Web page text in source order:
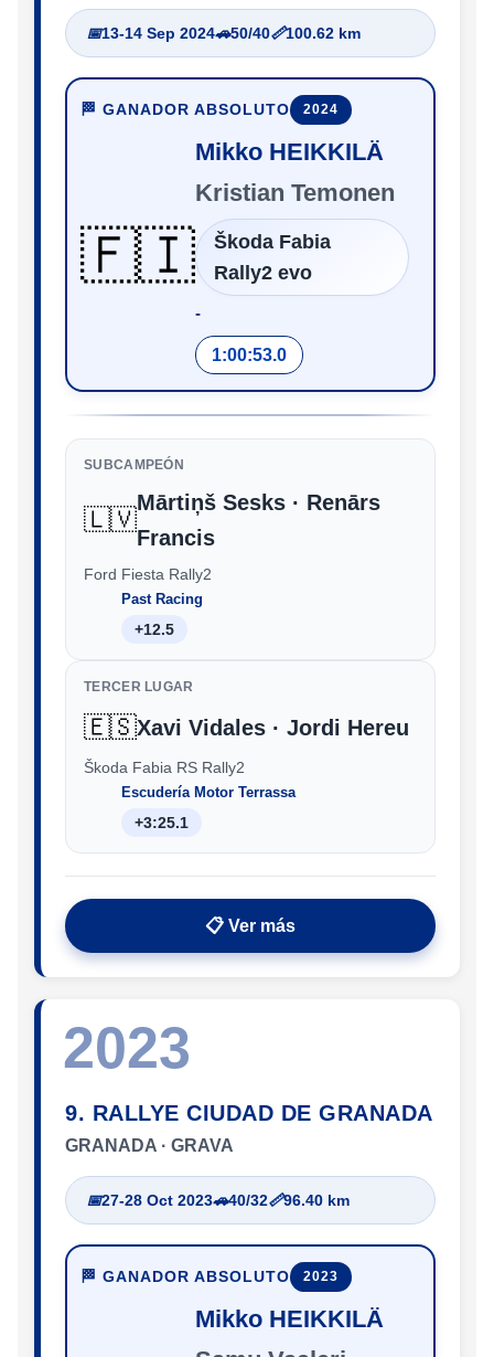
📅13-14 Sep 2024🚗50/40📏100.62 km
🏁 GANADOR ABSOLUTO 2024
🇫🇮
Mikko HEIKKILÄ
Kristian Temonen
Škoda Fabia
Rally2 evo
‑
1:00:53.0
SUBCAMPEÓN
🇱🇻
Mārtiņš Sesks · Renārs
Francis
Ford Fiesta Rally2
Past Racing
+12.5
TERCER LUGAR
🇪🇸Xavi Vidales · Jordi Hereu
Škoda Fabia RS Rally2
Escudería Motor Terrassa
+3:25.1
📋 Ver más
2023
9. RALLYE CIUDAD DE GRANADA
GRANADA · GRAVA
📅27-28 Oct 2023🚗40/32📏96.40 km
🏁 GANADOR ABSOLUTO 2023
Mikko HEIKKILÄ